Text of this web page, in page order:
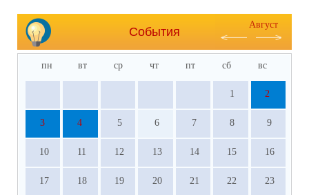
События
Август
пн вт ср чт пт сб вс
1 2
3 4 5 6 7 8 9
10 11 12 13 14 15 16
17 18 19 20 21 22 23